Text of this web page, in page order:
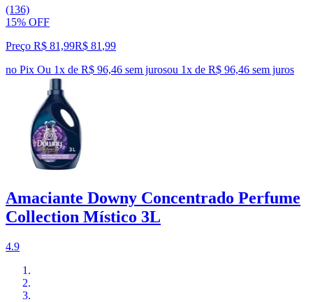
(136)
15% OFF
Preço R$ 81,99R$ 81 ,99
no Pix Ou 1x de R$ 96,46 sem jurosou 1x de R$ 96,46 sem juros
Amaciante Downy Concentrado Perfume
Collection Místico 3L
4.9